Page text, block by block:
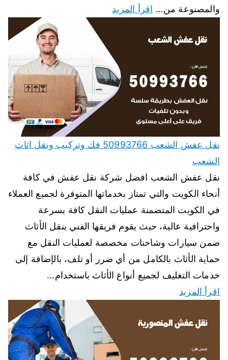
والمصنوعة من… اقرأ المزيد
نقل عفش الشعب 50993766 فك وتركيب ونقل اثاث
الشعب
نقل عفش الشعب افضل شركة نقل عفش في كافة
أنحاء الكويت والتي تمتاز بخدماتها المتوفرة لجميع العملاء
في الكويت المتضمنة عمليات النقل كافة بسرعة
واحترافية عالية، حيث يقوم فريقها الفني بنقل الأثاث
ضمن سيارات وشاحنات مخصصة لعمليات النقل مع
حماية الأثاث بالكامل من أي ضرر أو تلف، بالإضافة إلى
خدمات التغليف لجميع أنواع الأثاث باستخدام…
اقرأ المزيد